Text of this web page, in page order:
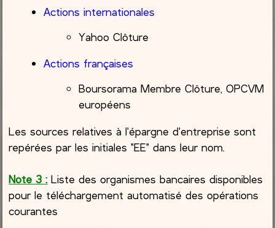
Actions internationales
Yahoo Clôture
Actions françaises
Boursorama Membre Clôture, OPCVM
européens
Les sources relatives à l'épargne d'entreprise sont
repérées par les initiales "EE" dans leur nom.
Note 3 : Liste des organismes bancaires disponibles
pour le téléchargement automatisé des opérations
courantes